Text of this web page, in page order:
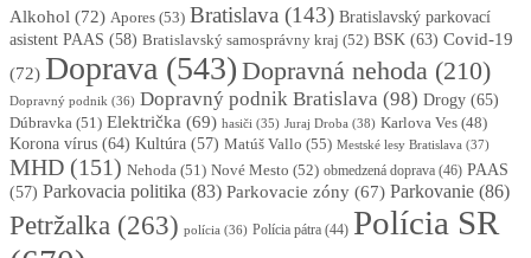
Alkohol (72) Apores (53) Bratislava (143) Bratislavský parkovací
asistent PAAS (58) Bratislavský samosprávny kraj (52) BSK (63) Covid-19
(72) Doprava (543) Dopravná nehoda (210)
Dopravný podnik (36) Dopravný podnik Bratislava (98) Drogy (65)
Dúbravka (51) Električka (69) hasiči (35) Juraj Droba (38) Karlova Ves (48)
Korona vírus (64) Kultúra (57) Matúš Vallo (55) Mestské lesy Bratislava (37)
MHD (151) Nehoda (51) Nové Mesto (52) obmedzená doprava (46) PAAS
(57) Parkovacia politika (83) Parkovacie zóny (67) Parkovanie (86)
Petržalka (263) polícia (36) Polícia pátra (44) Polícia SR